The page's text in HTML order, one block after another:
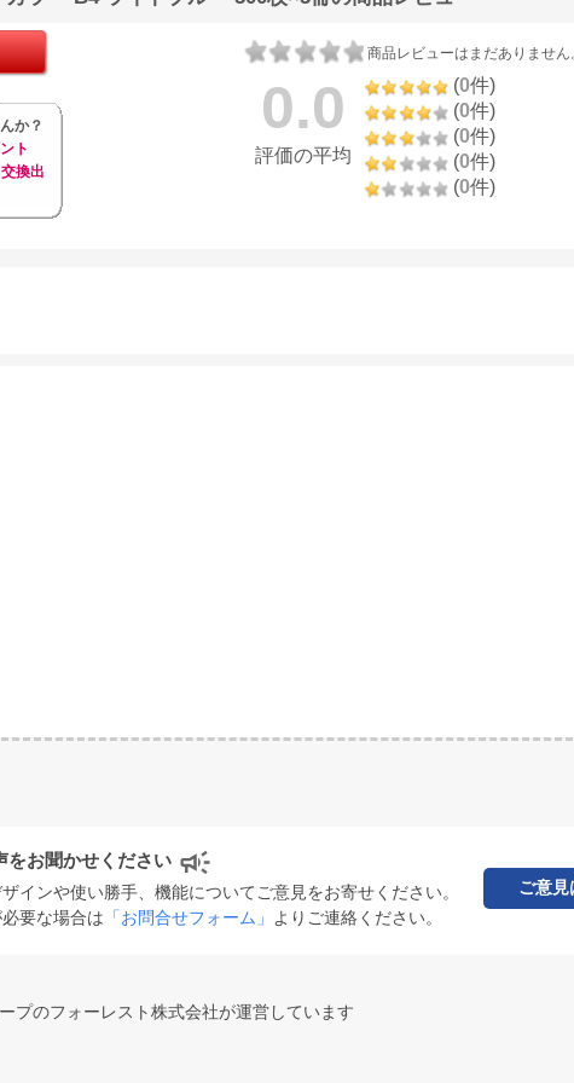
商品レビューはまだありません
0.0
評価の平均
(0件)
(0件)
(0件)
(0件)
(0件)
か？
ト
換出
をお聞かせください
インや使い勝手、機能についてご意見をお寄せください。
要な場合は 「お問合せフォーム」 よりご連絡ください。
ご意見
プのフォーレスト株式会社が運営しています